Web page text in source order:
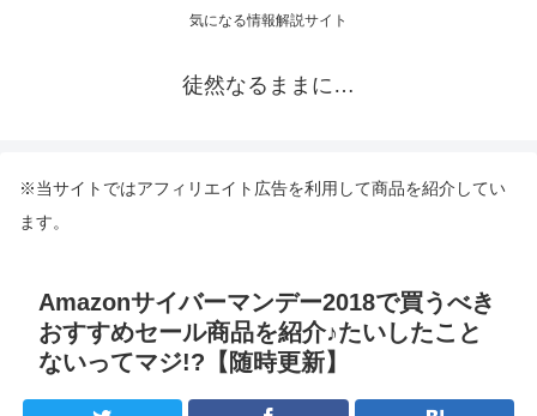
気になる情報解説サイト
徒然なるままに…
※当サイトではアフィリエイト広告を利用して商品を紹介してい
ます。
Amazonサイバーマンデー2018で買うべき
おすすめセール商品を紹介♪たいしたこと
ないってマジ!?【随時更新】